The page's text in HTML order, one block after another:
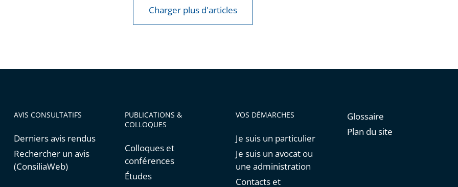
Charger plus d'articles
AVIS CONSULTATIFS
Derniers avis rendus
Rechercher un avis
(ConsiliaWeb)
PUBLICATIONS &
COLLOQUES
Colloques et
conférences
Études
VOS DÉMARCHES
Je suis un particulier
Je suis un avocat ou
une administration
Contacts et
Glossaire
Plan du site